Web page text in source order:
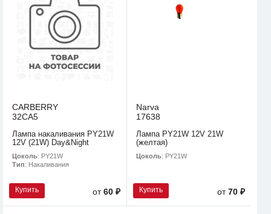
CARBERRY
32CA5
Лампа накаливания PY21W
12V (21W) Day&Night
Цоколь: PY21W
Тип: Накаливания
Купить от60 ₽
Narva
17638
Лампа PY21W 12V 21W
(желтая)
Цоколь: PY21W
Купить от70 ₽